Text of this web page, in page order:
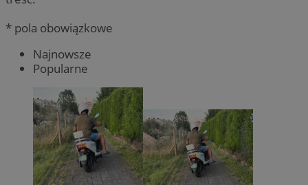
* pola obowiązkowe
Najnowsze
Popularne